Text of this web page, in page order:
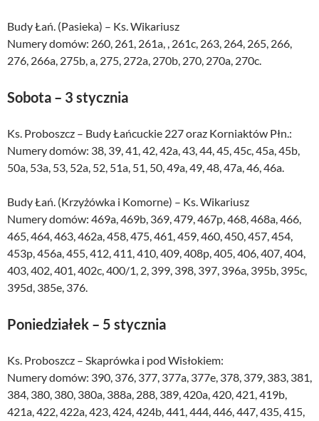
Budy Łań. (Pasieka) – Ks. Wikariusz
Numery domów: 260, 261, 261a, , 261c, 263, 264, 265, 266,
276, 266a, 275b, a, 275, 272a, 270b, 270, 270a, 270c.
Sobota – 3 stycznia
Ks. Proboszcz – Budy Łańcuckie 227 oraz Korniaktów Płn.:
Numery domów: 38, 39, 41, 42, 42a, 43, 44, 45, 45c, 45a, 45b,
50a, 53a, 53, 52a, 52, 51a, 51, 50, 49a, 49, 48, 47a, 46, 46a.
Budy Łań. (Krzyżówka i Komorne) – Ks. Wikariusz
Numery domów: 469a, 469b, 369, 479, 467p, 468, 468a, 466,
465, 464, 463, 462a, 458, 475, 461, 459, 460, 450, 457, 454,
453p, 456a, 455, 412, 411, 410, 409, 408p, 405, 406, 407, 404,
403, 402, 401, 402c, 400/1, 2, 399, 398, 397, 396a, 395b, 395c,
395d, 385e, 376.
Poniedziałek – 5 stycznia
Ks. Proboszcz – Skaprówka i pod Wisłokiem:
Numery domów: 390, 376, 377, 377a, 377e, 378, 379, 383, 381,
384, 380, 380, 380a, 388a, 288, 389, 420a, 420, 421, 419b,
421a, 422, 422a, 423, 424, 424b, 441, 444, 446, 447, 435, 415,